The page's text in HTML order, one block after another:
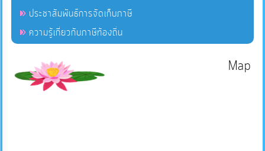
ประชาสัมพันธ์การจัดเก็บภาษี
ความรู้เกี่ยวกับภาษีท้องถิ่น
Map